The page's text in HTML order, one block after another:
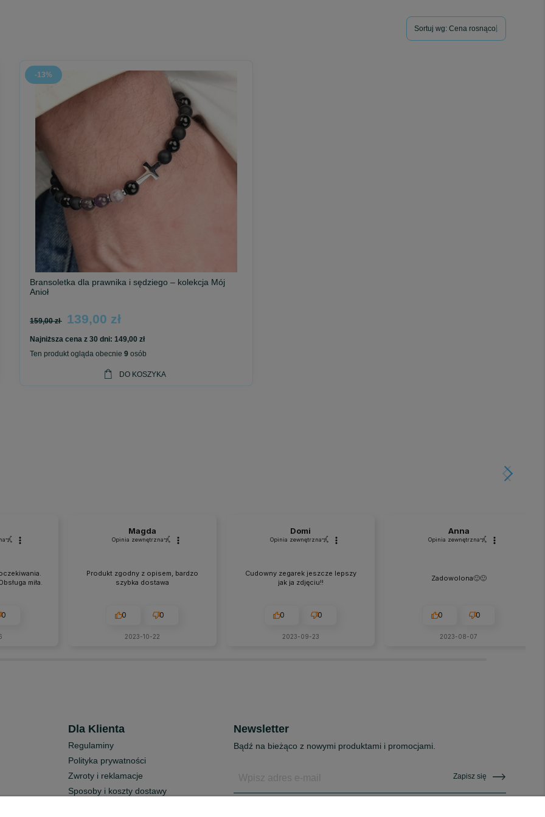
wiedzy, ale i sumienia.
na rękę, stworzone jako dyskretny symbol prawdy, mądrości i duchowej równowagi.
chrześcijańska z przesłaniem
tworzona ręcznie z naturalnych kamieni o głębokiej symbolice.
pracy, w drodze do sądu, w chwilach skupienia i modlitwy.
sprawiedliwość i wewnętrzny pokój.
znaczenie. Nie jesteś w nich sam.
talizman
nosić przy sobie każdego dnia.
naturalnych kamieni.
droga zawodowa są inne.
Sortuj wg: Cena rosnąco
-13%
Bransoletka dla prawnika i sędziego – kolekcja Mój
Anioł
159,00 zł 139,00 zł
Najniższa cena z 30 dni: 149,00 zł
Ten produkt ogląda obecnie 9osób
DO KOSZYKA
miła.
0
Magda
Opinia zewnętrzna
Produkt zgodny z opisem, bardzo
szybka dostawa
0 0
2023-10-22
Domi
Opinia zewnętrzna
Cudowny zegarek jeszcze lepszy
jak ja zdjęciu!!
0 0
2023-09-23
Anna
Opinia zewnętrzna
Zadowolona🙂🙂
0 0
2023-08-07
Dla Klienta
Regulaminy
Polityka prywatności
Zwroty i reklamacje
Sposoby i koszty dostawy
Newsletter
Bądź na bieżąco z nowymi produktami i promocjami.
Zapisz się